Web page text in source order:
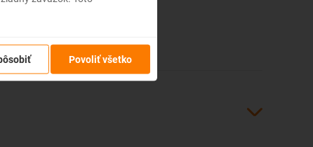
tento blog presvedčí o kúpe leteniek.
Povoliť všetko